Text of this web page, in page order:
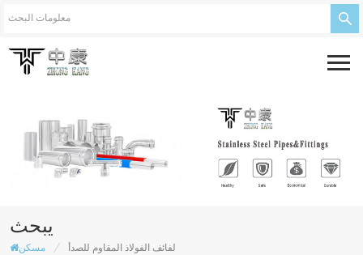
يبحث
مسكن / لفائف الفولاذ المقاوم للصدأ